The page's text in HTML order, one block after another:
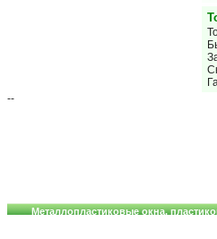
--
Металлопластиковые окна,